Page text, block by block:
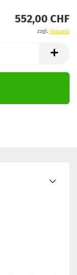
552,00 CHF
zzgl. Versand